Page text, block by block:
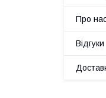
Про
Відгуки